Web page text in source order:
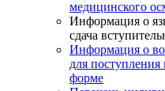
медицинского
Информация о
сдача
Информация о
для поступления
форме